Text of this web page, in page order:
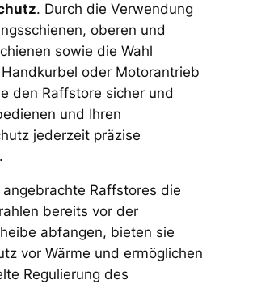
. Durch die Verwendung
oberen und
sowie die Wahl
oder Motorantrieb
den Raffstore sicher und
und Ihren
jederzeit präzise
angebrachte Raffstores die
bereits vor der
abfangen, bieten sie
vor Wärme und ermöglichen
Regulierung des